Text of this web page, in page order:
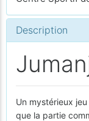
Description
Un mystérieux
que la partie